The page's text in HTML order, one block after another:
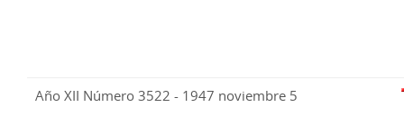
Año XII Número 3522 - 1947 noviembre 5